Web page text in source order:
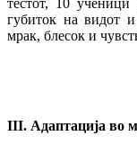
тестот, 10
губиток на видот
мрак, блесок и
III. Адаптација во